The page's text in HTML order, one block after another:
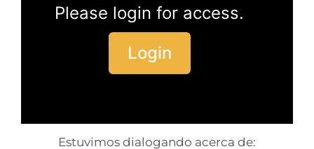
Please login for access.
Login
Estuvimos dialogando acerca de: